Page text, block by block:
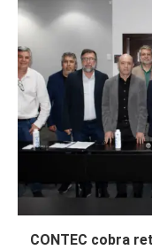
CONTEC cobra